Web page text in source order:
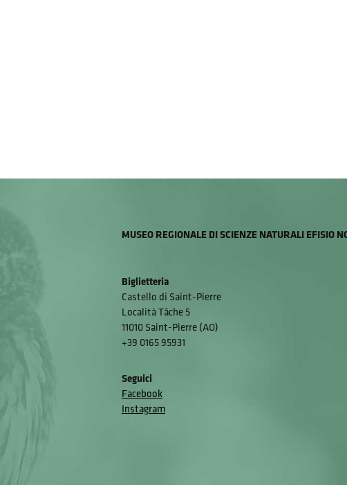
MUSEO REGIONALE DI SCIENZE NATURALI EFISIO
Biglietteria
Castello di Saint-Pierre
Località Tâche 5
11010 Saint-Pierre (AO)
+39 0165 95931
Seguici
Facebook
Instagram